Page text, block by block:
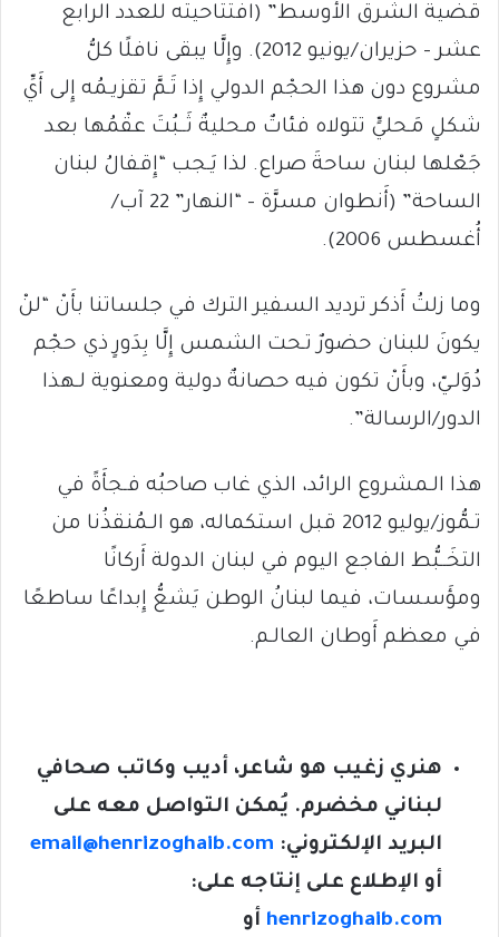
قضية الشرق الأَوسط” (افتتاحيته للعدد الرابع
عشر – حزيران/يونيو 2012). وإِلَّا يبقى نافلًا كلُّ
مشروع دون هذا الحجْم الدولي إِذا تَـمَّ تقزيـمُه إِلى أَيِّ
شكلٍ مَـحليٍّ تتولاه فئاتٌ مـحليةٌ ثَــبُتَ عقْمُها بعد
جَعْلها لبنان ساحةَ صراع. لذا يَـجب “إِقفالُ لبنان
الساحة” (أَنطوان مسرَّة – “النهار” 22 آب/
أُغسطس 2006).
وما زلتُ أَذكر ترديد السفير الترك في جلساتنا بأَنْ “لنْ
يكونَ للبنان حضورٌ تـحت الشمس إِلَّا بِدَورٍ ذي حجْم
دُوَلـيّ، وبأَنْ تكون فيه حصانةٌ دولية ومعنوية لـهذا
الدور/الرسالة”.
هذا الـمشروع الرائد، الذي غاب صاحبُه فـجأَةً في
تـمُّوز/يوليو 2012 قبل استكماله، هو الـمُنقذُنا من
التخَــبُّط الفاجع اليوم في لبنان الدولة أَركانًا
ومؤَسسات، فيما لبنانُ الوطن يَشعُّ إِبداعًا ساطعًا
في معظم أَوطان العالـم.
هنري زغيب هو شاعر، أديب وكاتب صحافي
لبناني مخضرم. يُمكن التواصل معه على
البريد الإلكتروني: email@henrizoghaib.com
أو الإطلاع على إنتاجه على:
henrizoghaib.com أو